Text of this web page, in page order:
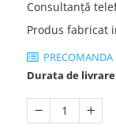
Consultanţă
Produs fabricat
PRECOMANDA
Durata de